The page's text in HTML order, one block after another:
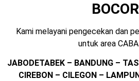
BOCOR
Kami melayani pengecekan dan
untuk area
JABODETABEK – BANDUNG –
CIREBON – CILEGON –